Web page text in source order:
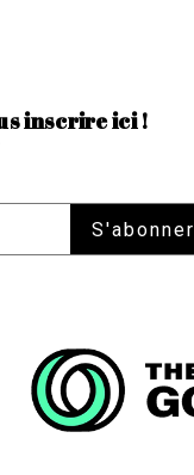
inscrire ici !
S'abonner